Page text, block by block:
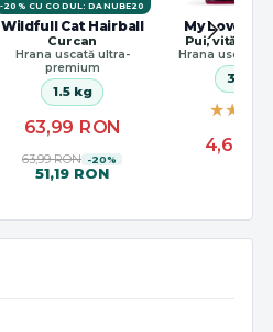
-20% CU CODUL: DANUBE20
Wildfull Cat Hairball
Curcan
Hrana uscată ultra-
premium
1.5 kg
63,99 RON
63,99 RON -20%
51,19 RON
My Love
Pui, vită și
Hrana uscată
300 g
4,60